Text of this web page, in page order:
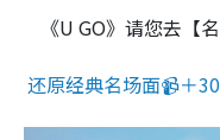
《U GO》请您去【
还原经典名场面📹＋